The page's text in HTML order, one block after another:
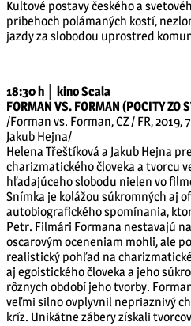
Kultové postavy českého a
príbehoch polámaných kostí,
jazdy za slobodou uprostred
18:30 h │ kino Scala
FORMAN VS. FORMAN (POCITY ZO
/Forman vs. Forman, CZ / FR,
Jakub Hejna/
Helena Třeštíková a Jakub Hejna
charizmatického človeka a tvorcu
hľadajúceho slobodu nielen vo
Snímka je kolážou súkromných aj
autobiografického spomínania,
Petr. Filmári Formana nestavajú
oscarovým oceneniam mohli, ale
realistický pohľad na
aj egoistického človeka a jeho
rôznych období jeho tvorby.
veľmi silno ovplyvnil nepriaznivý
kríz. Unikátne zábery získali